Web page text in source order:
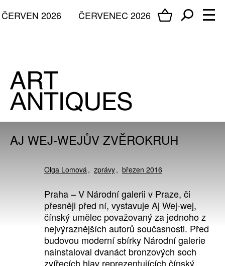
ČERVENEC 2026
ČERVEN 2026
AJ WEJ-WEJŮV ZVĚROKRUH
Olga Lomová zprávy březen 2016
Praha – V Národní galerii v Praze, či
přesněji před ní, vystavuje Aj Wej-wej,
čínský umělec považovaný za jednoho z
nejvýraznějších autorů současnosti. Před
budovou moderní sbírky Národní galerie
nainstaloval dvanáct bronzových soch
zvířecích hlav reprezentujících čínský